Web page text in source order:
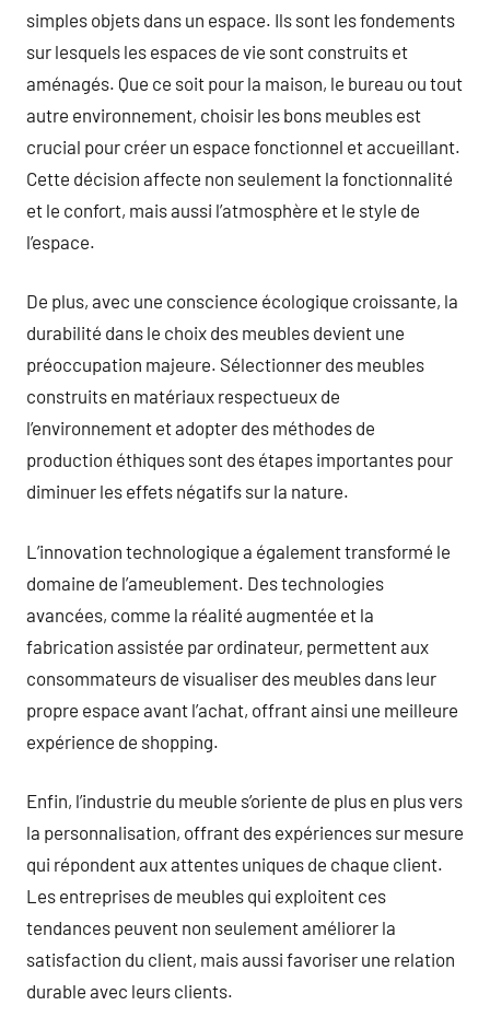
simples objets dans un espace. Ils sont les fondements
sur lesquels les espaces de vie sont construits et
aménagés. Que ce soit pour la maison, le bureau ou tout
autre environnement, choisir les bons meubles est
crucial pour créer un espace fonctionnel et accueillant.
Cette décision affecte non seulement la fonctionnalité
et le confort, mais aussi l’atmosphère et le style de
l’espace.
De plus, avec une conscience écologique croissante, la
durabilité dans le choix des meubles devient une
préoccupation majeure. Sélectionner des meubles
construits en matériaux respectueux de
l’environnement et adopter des méthodes de
production éthiques sont des étapes importantes pour
diminuer les effets négatifs sur la nature.
L’innovation technologique a également transformé le
domaine de l’ameublement. Des technologies
avancées, comme la réalité augmentée et la
fabrication assistée par ordinateur, permettent aux
consommateurs de visualiser des meubles dans leur
propre espace avant l’achat, offrant ainsi une meilleure
expérience de shopping.
Enfin, l’industrie du meuble s’oriente de plus en plus vers
la personnalisation, offrant des expériences sur mesure
qui répondent aux attentes uniques de chaque client.
Les entreprises de meubles qui exploitent ces
tendances peuvent non seulement améliorer la
satisfaction du client, mais aussi favoriser une relation
durable avec leurs clients.